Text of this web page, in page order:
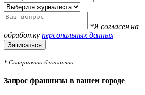
*Я согласен на
обработку персональных данных
Записаться
* Совершенно бесплатно
Запрос франшизы в вашем городе